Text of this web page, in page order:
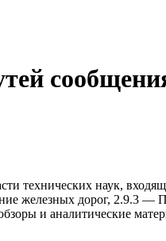
технических наук,
железныx дорог, 2.9.3 —
и аналитические